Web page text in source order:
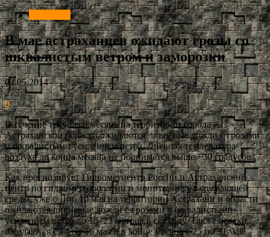
В мае астраханцев ожидают грозы со
шквалистым ветром и заморозки
03.05.2014
275
0
В течение текущего месяца на территории города
Астраханской области ожидаются ливневые дожди с грозами
и шквалистыми усилением ветра. Дневная температура
воздуха до конца месяца не поднимется выше +30 градусов.
Как прогнозирует Гидрометцентр России и Астраханский
центр по гидрометеорологии и мониторингу окружающей
среды, уже с 1 по 10 мая на территории Астрахани и области
ожидаются ливневые дожди с грозами и шквалистыми
усилением ветра до 18–23 метров в секунду. Также осадки
ожидаются с 14 по 16 мая и в конце месяца с 25 по 31 мая.